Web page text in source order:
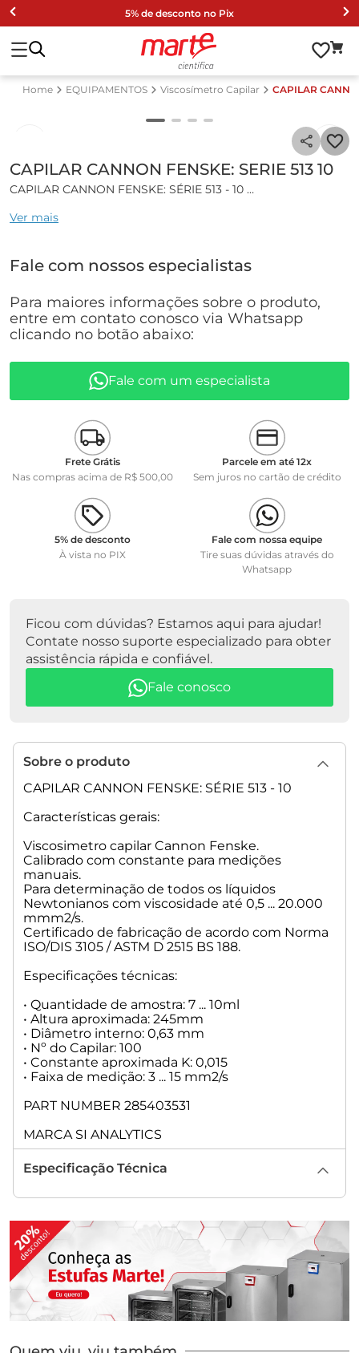
5% de desconto no Pix
EQUIPAMENTOS Viscosímetro Capilar CAPILAR
CAPILAR CANNON FENSKE: SERIE 513 10
CAPILAR CANNON FENSKE: SÉRIE 513 - 10
Características gerais:
Calibrado com constante para medições manuais.
viscosidade até 0,5 ... 20.000 mmm2/s.
Certificado de fabricação de acordo com Norma ISO/DIS
3105 / ASTM D 2515 BS 188.
• Quantidade de amostra: 7 ... 10ml
• Altura aproximada: 245mm
• Diâmetro interno: 0,63 mm
• Nº do Capilar: 100
• Constante aproximada K: 0,015
• Faixa de medição: 3 ... 15 mm2/s
MARCA SI ANALYTICS
Ver mais
Fale com nossos especialistas
Para maiores informações sobre o produto,
entre em contato conosco via Whatsapp
clicando no botão abaixo:
Fale com um especialista
Frete Grátis
Nas compras acima de R$ 500,00
Parcele em até 12x
Sem juros no cartão de crédito
5% de desconto
À vista no PIX
Fale com nossa equipe
Tire suas dúvidas através do
Whatsapp
Ficou com dúvidas? Estamos aqui para ajudar!
Contate nosso suporte especializado para obter
assistência rápida e confiável.
Fale conosco
Sobre o produto
CAPILAR CANNON FENSKE: SÉRIE 513 - 10
Características gerais:
Viscosimetro capilar Cannon Fenske.
Calibrado com constante para medições
manuais.
Para determinação de todos os líquidos
Newtonianos com viscosidade até 0,5 ... 20.000
mmm2/s.
Certificado de fabricação de acordo com Norma
ISO/DIS 3105 / ASTM D 2515 BS 188.
Especificações técnicas:
• Quantidade de amostra: 7 ... 10ml
• Altura aproximada: 245mm
• Diâmetro interno: 0,63 mm
• Nº do Capilar: 100
• Constante aproximada K: 0,015
• Faixa de medição: 3 ... 15 mm2/s
PART NUMBER 285403531
MARCA SI ANALYTICS
Especificação Técnica